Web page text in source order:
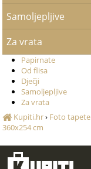
Samoljepljive
Za vrata
Papirnate
Od flisa
Dječji
Samoljepljive
Za vrata
Kupiti.hr› Foto tapete
360x254 cm